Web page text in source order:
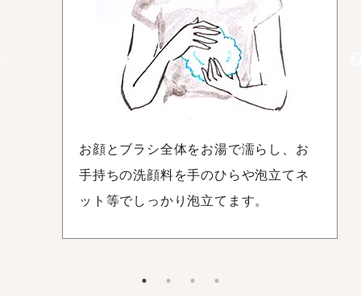
お顔とブラシ全体をお湯で濡らし、お
手持ちの洗顔料を手のひらや泡立てネ
ット等でしっかり泡立てます。